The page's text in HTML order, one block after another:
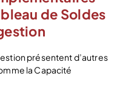
de Soldes
présentent d’autres
la Capacité